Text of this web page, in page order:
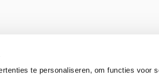
te personaliseren, om functies voor